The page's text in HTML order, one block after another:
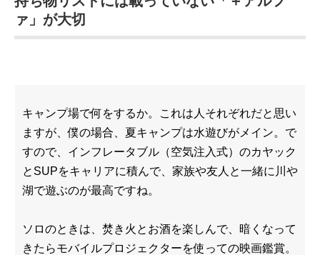
ァ」が大切
キャンプ場で何をするか。これは人それぞれだと思い
ますが、僕の場合、夏キャンプは水遊びがメイン。で
すので、インフレータブル（空気注入式）のカヤック
とSUPをキャリアに積んで、家族や友人と一緒に川や
湖で遊ぶのが最高ですね。
ソロのときは、焚き火とお酒を楽しんで、暗くなって
きたらモバイルプロジェクターを使っての映画鑑賞。